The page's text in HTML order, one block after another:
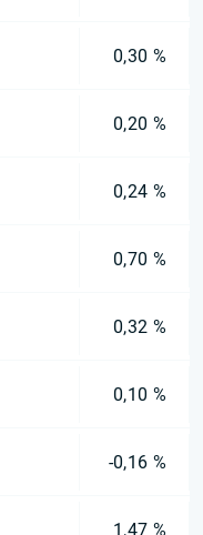
0,30 %
0,20 %
0,24 %
0,70 %
0,32 %
0,10 %
-0,16 %
1,47 %